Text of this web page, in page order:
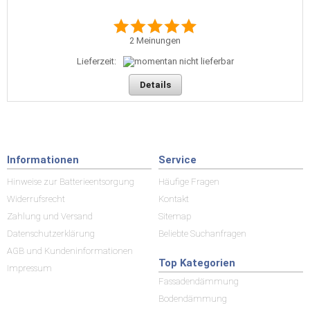
2 Meinungen
Lieferzeit:
Details
Informationen
Hinweise zur Batterieentsorgung
Widerrufsrecht
Zahlung und Versand
Datenschutzerklärung
AGB und Kundeninformationen
Impressum
Service
Häufige Fragen
Kontakt
Sitemap
Beliebte Suchanfragen
Top Kategorien
Fassadendämmung
Bodendämmung